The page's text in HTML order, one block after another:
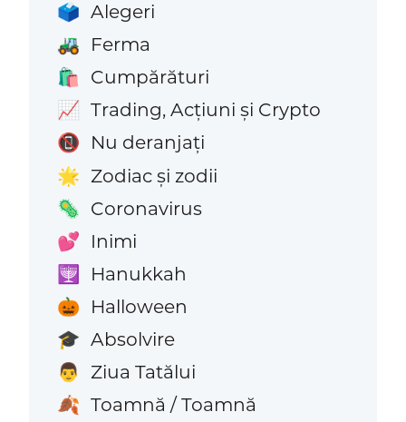
🗳️ Alegeri
🚜 Ferma
🛍️ Cumpărături
📈 Trading, Acțiuni și Crypto
📵 Nu deranjați
🌟 Zodiac și zodii
🦠 Coronavirus
💕 Inimi
🕎 Hanukkah
🎃 Halloween
🎓 Absolvire
👨 Ziua Tatălui
🍂 Toamnă / Toamnă